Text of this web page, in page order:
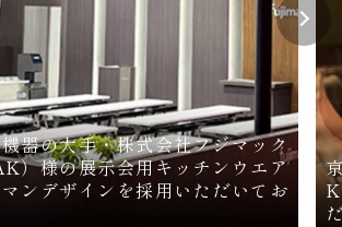
器の大手・株式会社フジマック
）様の展示会用キッチンウエア
ンデザインを採用いただいてお